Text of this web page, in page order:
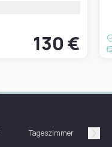
130 €
Tageszimmer